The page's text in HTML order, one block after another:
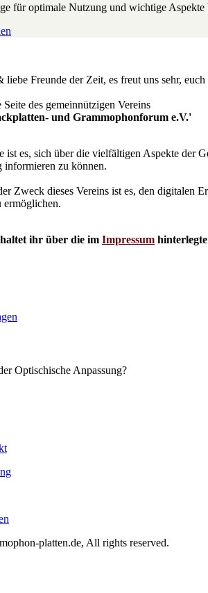
für optimale Nutzung und wichtige
Freunde der Zeit, es freut uns sehr,
des gemeinnützigen Vereins
und Grammophonforum e.V.'
ist es, sich über die vielfältigen Aspekte der
informieren zu können.
Zweck dieses Vereins ist es, den digitalen
ermöglichen.
ihr über die im Impressum
Optischische Anpassung?
platten.de, All rights reserved.